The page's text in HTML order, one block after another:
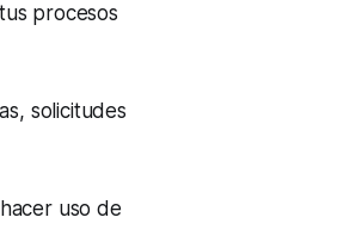
procesos
solicitudes
uso de